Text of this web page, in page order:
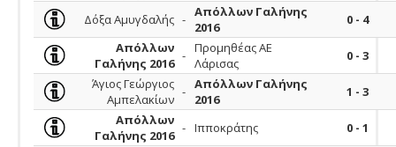
Δόξα Αμυγδαλής - Απόλλων Γαλήνης
2016
0 - 4
Απόλλων
Γαλήνης 2016 - Προμηθέας ΑΕ
Λάρισας
0 - 3
Άγιος Γεώργιος
Αμπελακίων - Απόλλων Γαλήνης
2016
1 - 3
Απόλλων
Γαλήνης 2016 - Ιπποκράτης
0 - 1